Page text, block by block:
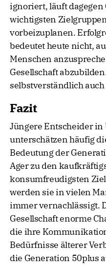
ignoriert, läuft dagegen
wichtigsten
vorbeizuplanen.
bedeutet heute nicht,
Menschen
Gesellschaft
selbstverständlich
Fazit
Jüngere Entscheider
unterschätzen häufig
Bedeutung der
Ager zu den
konsumfreudigsten
werden sie in vielen
immer vernachlässigt.
Gesellschaft enorme
die ihre
Bedürfnisse älterer
die Generation 50plus